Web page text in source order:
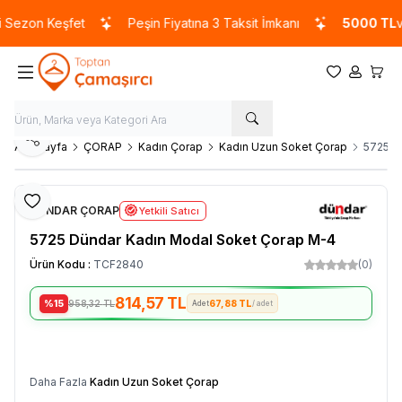
Keşfet Peşin Fiyatına 3 Taksit İmkanı 5000 TL ve
Favorilerim
Hesabım
Ana Sayfa ÇORAP Kadın Çorap Kadın Uzun Soket Çorap 5725
Favoriye Ekle
Paylaş
DÜNDAR ÇORAP Yetkili Satıcı
5725 Dündar Kadın Modal Soket Çorap M-4
Ürün Kodu : TCF2840 (0)
%15 958,32TL814,57 TL 67,88 TL/ adet
Daha Fazla Kadın Uzun Soket Çorap